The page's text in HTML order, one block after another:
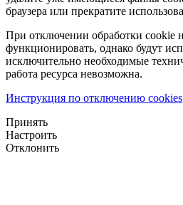
браузера или прекратите
При отключении обработки cookie
функционировать, однако будут
исключительно необходимые
работа ресурса невозможна.
Инструкция по отключению cookies
Принять
Настроить
Отклонить